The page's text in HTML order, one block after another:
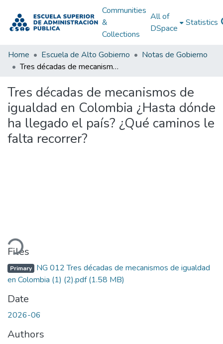
Communities
&
Collections
All of
DSpace
Statistics
Home Escuela de Alto Gobierno
Notas de Gobierno
Tres décadas de mecanismos de igualdad en Colombia ¿Hasta dónde ha llegado el país? ¿Qué caminos le falta recorrer?
Tres décadas de mecanismos de
igualdad en Colombia ¿Hasta dónde
ha llegado el país? ¿Qué caminos le
falta recorrer?
Files
Primary NG 012 Tres décadas de mecanismos de igualdad
en Colombia (1) (2).pdf(1.58 MB)
Date
2026-06
Authors